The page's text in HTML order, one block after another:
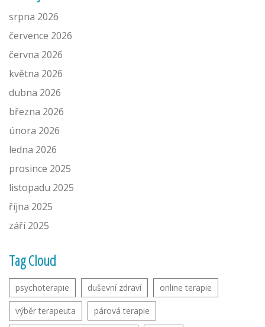
srpna 2026
července 2026
června 2026
května 2026
dubna 2026
března 2026
února 2026
ledna 2026
prosince 2025
listopadu 2025
října 2025
září 2025
Tag Cloud
psychoterapie duševní zdraví online terapie
výběr terapeuta párová terapie